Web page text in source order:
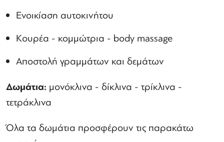
Ενοικίαση αυτοκινήτου
Κουρέα - κομμώτρια - body massage
Αποστολή γραμμάτων και δεμάτων
Δωμάτια: μονόκλινα - δίκλινα - τρίκλινα -
τετράκλινα
Όλα τα δωμάτια προσφέρουν τις παρακάτω